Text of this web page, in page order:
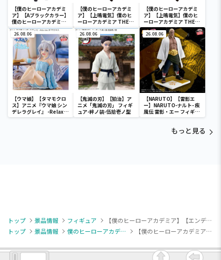
【僕のヒーローアカデミ
ア】【Aブラックカラー】
僕のヒーローアカデミア
Q posket-荼毘-
【僕のヒーローアカデミ
ア】【上鳴電気】僕のヒ
ーローアカデミア THE
AMAZING HEROES
vol.21
【僕のヒーローアカデミ
ア】【上鳴電気】僕のヒ
ーローアカデミア THE
AMAZING HEROES
vol.21
26.08.06
【ウマ娘】【タマモクロ
ス】アニメ『ウマ娘 シン
デレラグレイ』 -Relax
time-タマモクロス
26.08.06
【鬼滅の刃】【狛治】ア
ニメ「鬼滅の刃」 フィギ
ュア-絆ノ装-伍拾壱ノ型
26.08.06
【NARUTO】【雷影エ
ー】NARUTO-ナルト- 疾
風伝 雷影・エー フィギュ
ア～五影集結…!!～
もっと見る
トップ 景品情報 フィギュア
【僕のヒーローアカデミア】【エンデヴァー】僕のヒーローアカデミア THE AMAZING HEROES-PLUS-ENDEAVOR Ⅱ
トップ
景品情報 僕のヒーローアカデミア 【僕のヒーローアカデミア】【エンデヴァー】僕のヒーローアカデミア THE AMAZING HEROES-PLUS-ENDEAVOR Ⅱ